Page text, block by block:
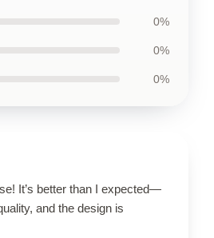
0%
0%
0%
It’s better than I expected—
and the design is